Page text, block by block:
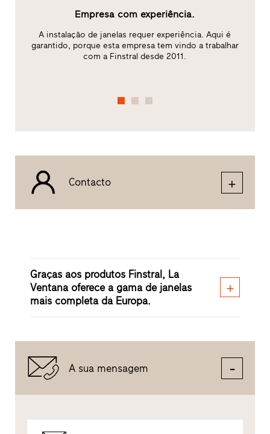
Empresa com experiência.
A instalação de janelas requer experiência. Aqui é
garantido, porque esta empresa tem vindo a trabalhar
com a Finstral desde 2011.
Contacto
Graças aos produtos Finstral, La
Ventana oferece a gama de janelas
mais completa da Europa.
A sua mensagem